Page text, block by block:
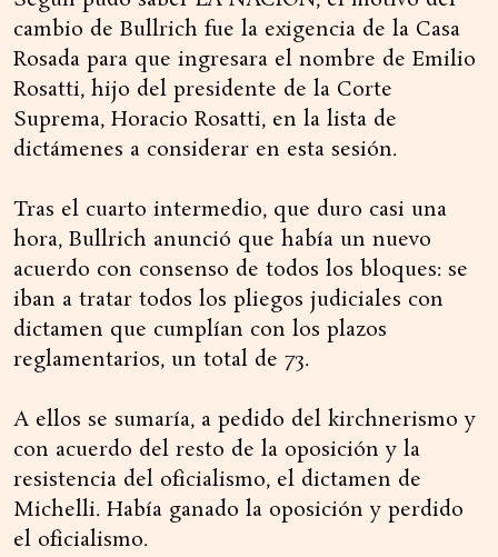
cambio de Bullrich fue la exigencia de la Casa
Rosada para que ingresara el nombre de Emilio
Rosatti, hijo del presidente de la Corte
Suprema, Horacio Rosatti, en la lista de
dictámenes a considerar en esta sesión.
Tras el cuarto intermedio, que duro casi una
hora, Bullrich anunció que había un nuevo
acuerdo con consenso de todos los bloques: se
iban a tratar todos los pliegos judiciales con
dictamen que cumplían con los plazos
reglamentarios, un total de 73.
A ellos se sumaría, a pedido del kirchnerismo y
con acuerdo del resto de la oposición y la
resistencia del oficialismo, el dictamen de
Michelli. Había ganado la oposición y perdido
el oficialismo.